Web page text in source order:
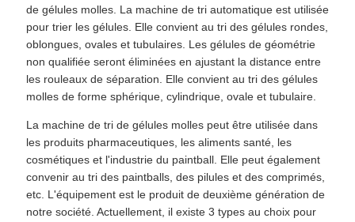
de gélules molles. La machine de tri automatique est utilisée
pour trier les gélules. Elle convient au tri des gélules rondes,
oblongues, ovales et tubulaires. Les gélules de géométrie
non qualifiée seront éliminées en ajustant la distance entre
les rouleaux de séparation. Elle convient au tri des gélules
molles de forme sphérique, cylindrique, ovale et tubulaire.
La machine de tri de gélules molles peut être utilisée dans
les produits pharmaceutiques, les aliments santé, les
cosmétiques et l'industrie du paintball. Elle peut également
convenir au tri des paintballs, des pilules et des comprimés,
etc. L'équipement est le produit de deuxième génération de
notre société. Actuellement, il existe 3 types au choix pour